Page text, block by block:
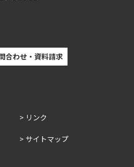
合わせ・資料請求
リンク
サイトマップ